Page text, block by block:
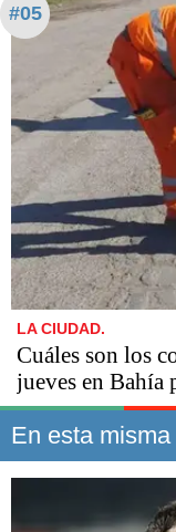
#05
LA CIUDAD.
Cuáles son los
jueves en Bahía
En esta